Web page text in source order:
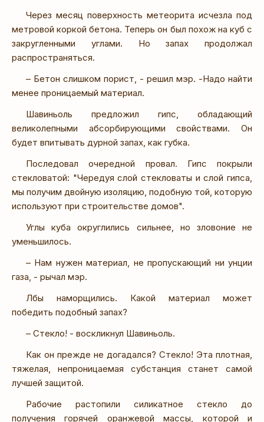
Через месяц поверхность метеорита исчезла под
метровой коркой бетона. Теперь он был похож на куб с
закругленными углами. Но запах продолжал
распространяться.
– Бетон слишком порист, - решил мэр. -Надо найти
менее проницаемый материал.
Шавиньоль предложил гипс, обладающий
великолепными абсорбирующими свойствами. Он
будет впитывать дурной запах, как губка.
Последовал очередной провал. Гипс покрыли
стекловатой: "Чередуя слой стекловаты и слой гипса,
мы получим двойную изоляцию, подобную той, которую
используют при строительстве домов".
Углы куба округлились сильнее, но зловоние не
уменьшилось.
– Нам нужен материал, не пропускающий ни унции
газа, - рычал мэр.
Лбы наморщились. Какой материал может
победить подобный запах?
– Стекло! - воскликнул Шавиньоль.
Как он прежде не догадался? Стекло! Эта плотная,
тяжелая, непроницаемая субстанция станет самой
лучшей защитой.
Рабочие растопили силикатное стекло до
получения горячей оранжевой массы, которой и